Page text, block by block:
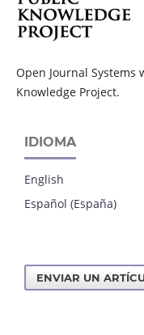
Open Journal Systems
Knowledge Project.
IDIOMA
English
Español (España)
ENVIAR UN